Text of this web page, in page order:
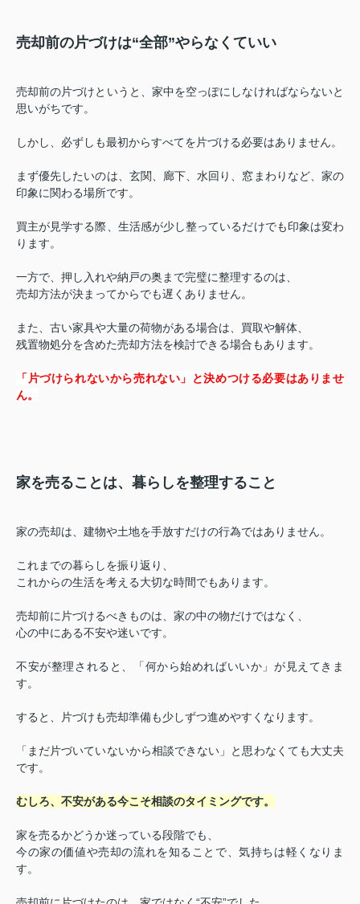
売却前の片づけは“全部”やらなくていい
売却前の片づけというと、家中を空っぽにしなければならないと
思いがちです。
しかし、必ずしも最初からすべてを片づける必要はありません。
まず優先したいのは、玄関、廊下、水回り、窓まわりなど、家の
印象に関わる場所です。
買主が見学する際、生活感が少し整っているだけでも印象は変わ
ります。
一方で、押し入れや納戸の奥まで完璧に整理するのは、
売却方法が決まってからでも遅くありません。
また、古い家具や大量の荷物がある場合は、買取や解体、
残置物処分を含めた売却方法を検討できる場合もあります。
「片づけられないから売れない」と決めつける必要はありませ
ん。
家を売ることは、暮らしを整理すること
家の売却は、建物や土地を手放すだけの行為ではありません。
これまでの暮らしを振り返り、
これからの生活を考える大切な時間でもあります。
売却前に片づけるべきものは、家の中の物だけではなく、
心の中にある不安や迷いです。
不安が整理されると、「何から始めればいいか」が見えてきま
す。
すると、片づけも売却準備も少しずつ進めやすくなります。
「まだ片づいていないから相談できない」と思わなくても大丈夫
です。
むしろ、不安がある今こそ相談のタイミングです。
家を売るかどうか迷っている段階でも、
今の家の価値や売却の流れを知ることで、気持ちは軽くなりま
す。